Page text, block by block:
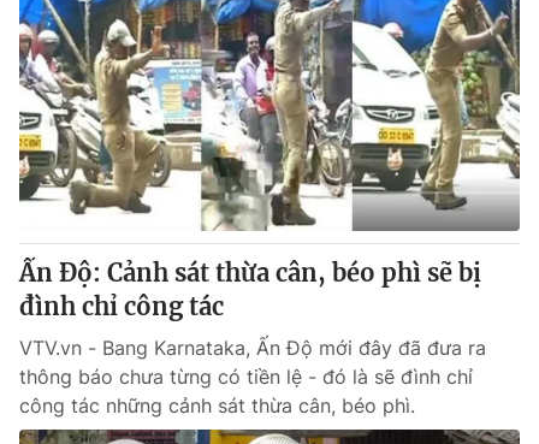
Ấn Độ: Cảnh sát thừa cân, béo phì sẽ bị
đình chỉ công tác
VTV.vn - Bang Karnataka, Ấn Độ mới đây đã đưa ra
thông báo chưa từng có tiền lệ - đó là sẽ đình chỉ
công tác những cảnh sát thừa cân, béo phì.